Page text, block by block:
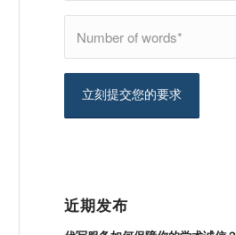
近期发布